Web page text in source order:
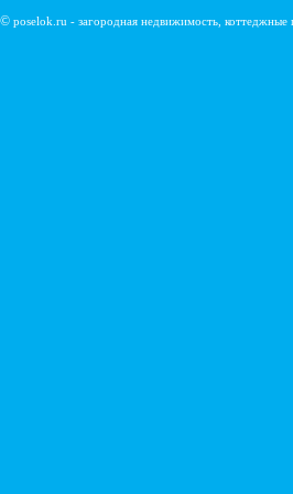
© poselok.ru - загородная недвижимость, коттеджные